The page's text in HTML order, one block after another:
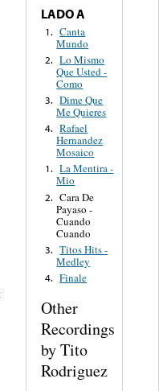
LADO A
1. Canta
Mundo
2. Lo Mismo
Que Usted -
Como
3. Dime Que
Me Quieres
4. Rafael
Hernandez
Mosaico
1. La Mentira -
Mio
2. Cara De
Payaso -
Cuando
Cuando
3. Titos Hits -
Medley
4. Finale
Other
Recordings
by Tito
Rodriguez